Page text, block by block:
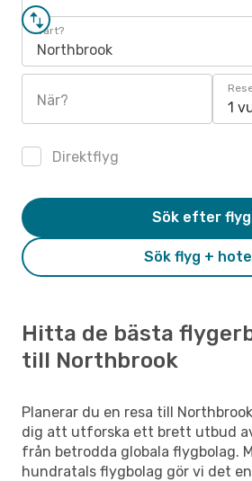
Vart?
Northbrook
När? 1
Direktflyg
Sök flyg +
Sök efter flyg
Hitta de bästa
till Northbrook
Planerar du en resa till
dig att utforska ett brett utbud
från betrodda globala flygbolag.
hundratals flygbolag gör vi det